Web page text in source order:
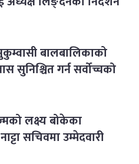
बालबालिकाको
सुनिश्चित गर्न सर्वोच्चको
लक्ष्य बोकेका
सचिवमा उम्मेदवारी